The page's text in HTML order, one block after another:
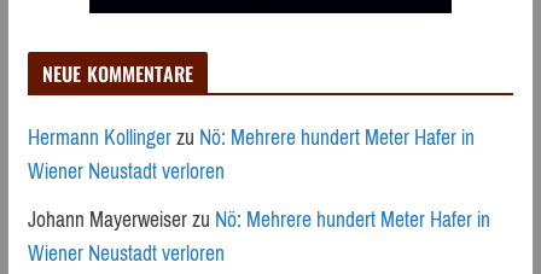
NEUE KOMMENTARE
Hermann KollingerzuNö: Mehrere hundert Meter Hafer in
Wiener Neustadt verloren
Johann MayerweiserzuNö: Mehrere hundert Meter Hafer in
Wiener Neustadt verloren